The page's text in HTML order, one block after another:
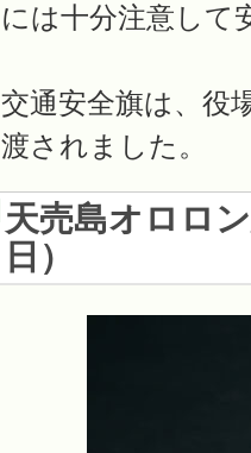
には十分注意して
交通安全旗は、役
渡されました。
天売島オロロ
日）